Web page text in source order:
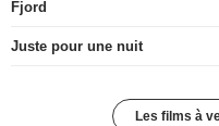
Fjord
Juste pour une nuit
Les films à